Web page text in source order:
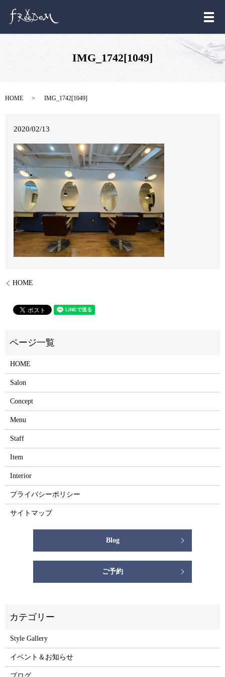
メ
IMG_1742[1049]
HOME IMG_1742[1049]
2020/02/13
HOME
HOME
Salon
Concept
Menu
Staff
Item
Interior
プライバシーポリシー
サイトマップ
Blog
ご予約
Style Gallery
イベント＆お知らせ